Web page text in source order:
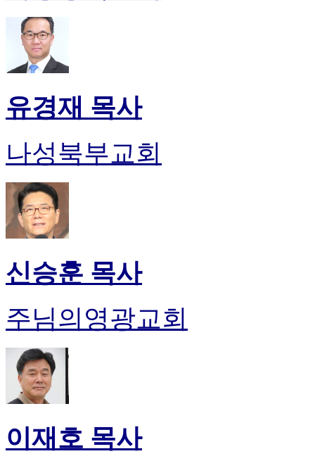
유경재 목사
나성북부교회
신승훈 목사
주님의영광교회
이재호 목사